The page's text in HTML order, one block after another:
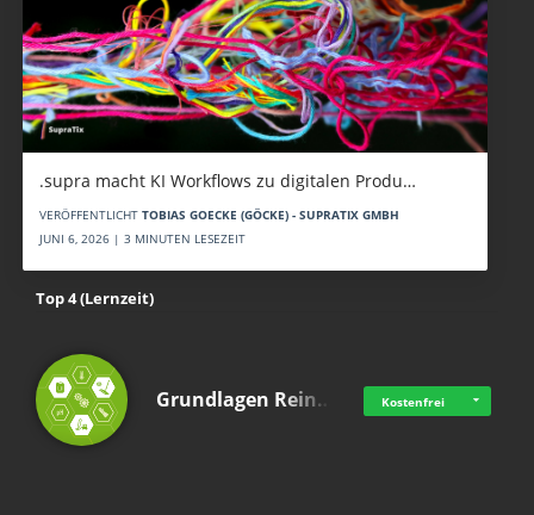
.supra macht KI Workflows zu digitalen Produ…
VERÖFFENTLICHT TOBIAS GOECKE (GÖCKE) - SUPRATIX GMBH
JUNI 6, 2026 | 3 MINUTEN LESEZEIT
Top 4 (Lernzeit)
Grundlagen Rein… Kostenfrei